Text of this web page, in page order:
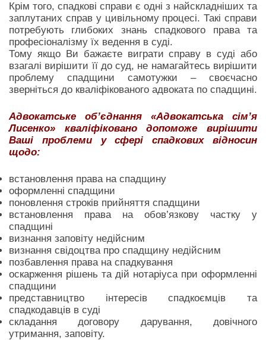
Крім того, спадкові справи є одні з найскладніших та
заплутаних справ у цивільному процесі. Такі справи
потребують глибоких знань спадкового права та
професіоналізму їх ведення в суді.
Тому якщо Ви бажаєте виграти справу в суді або
взагалі вирішити її до суд, не намагайтесь вирішити
проблему спадщини самотужки – своєчасно
зверніться до кваліфікованого адвоката по спадщині.
Адвокатське об’єднання «Адвокатська сім’я
Лисенко» кваліфіковано допоможе вирішити
Ваші проблеми у сфері спадкових відносин
щодо:
встановлення права на спадщину
оформленні спадщини
поновлення строків прийняття спадщини
встановлення права на обов’язкову частку у
спадщині
визнання заповіту недійсним
визнання свідоцтва про спадщину недійсним
позбавлення права на спадкування
оскарження рішень та дій нотаріуса при оформленні
спадщини
представництво інтересів спадкоємців та
спадкодавців в суді
складання договору дарування, довічного
утримання, заповіту.